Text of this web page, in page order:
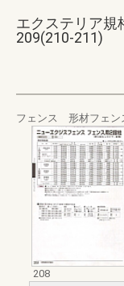
エクステリア規
209(210-211)
フェンス 形材フェン
208